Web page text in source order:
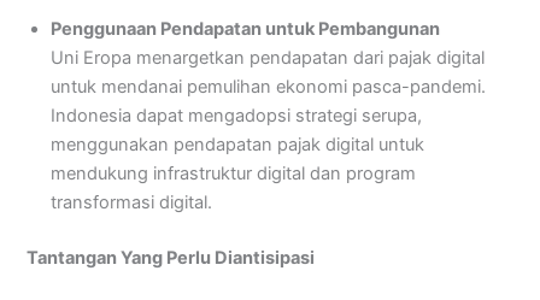
Penggunaan Pendapatan untuk Pembangunan
Uni Eropa menargetkan pendapatan dari pajak digital
untuk mendanai pemulihan ekonomi pasca-pandemi.
Indonesia dapat mengadopsi strategi serupa,
menggunakan pendapatan pajak digital untuk
mendukung infrastruktur digital dan program
transformasi digital​.
Tantangan Yang Perlu Diantisipasi